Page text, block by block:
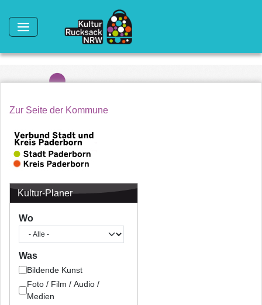
Zur Seite der Kommune
Kultur-Planer
Wo
Was
Bildende Kunst
Foto / Film / Audio /
Medien